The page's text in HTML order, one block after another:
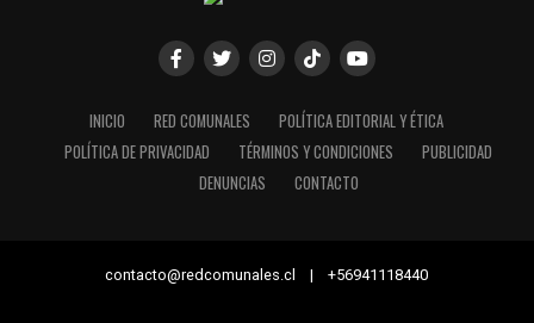
INICIO RED COMUNALES
POLÍTICA EDITORIAL Y ÉTICA
POLÍTICA DE PRIVACIDAD
TÉRMINOS Y CONDICIONES
PUBLICIDAD
DENUNCIAS
CONTACTO
contacto@redcomunales.cl | +56941118440